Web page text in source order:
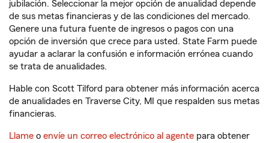
jubilación. Seleccionar la mejor opción de anualidad depende
de sus metas financieras y de las condiciones del mercado.
Genere una futura fuente de ingresos o pagos con una
opción de inversión que crece para usted. State Farm puede
ayudar a aclarar la confusión e información errónea cuando
se trata de anualidades.
Hable con Scott Tilford para obtener más información acerca
de anualidades en Traverse City, MI que respalden sus metas
financieras.
Llame o envíe un correo electrónico al agente para obtener